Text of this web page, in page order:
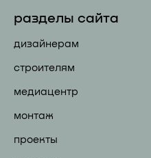
разделы сайта
дизайнерам
строителям
медиацентр
монтаж
проекты